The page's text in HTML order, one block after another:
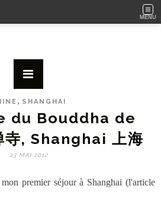
MENU
, SHANGHAI
du Bouddha de
寺, Shanghai 上海
23 MAI 2012
premier séjour à Shanghai (l'article